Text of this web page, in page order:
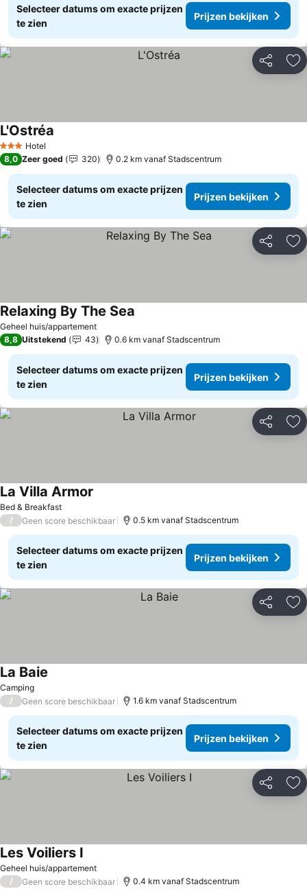
Selecteer datums om exacte prijzen
te zien
Prijzen bekijken
Delen
3 SterrenHotel
L'Ostréa
8,0 Zeer goed 320 0.2 km vanaf Stadscentrum
Selecteer datums om exacte prijzen
te zien
Prijzen bekijken
Delen
Geheel huis/appartement
Relaxing By The Sea
8,8 Uitstekend 43 0.6 km vanaf Stadscentrum
Selecteer datums om exacte prijzen
te zien
Prijzen bekijken
Delen
Bed & Breakfast
La Villa Armor
/ Geen score beschikbaar 0.5 km vanaf Stadscentrum
Selecteer datums om exacte prijzen
te zien
Prijzen bekijken
Delen
Camping
La Baie
/ Geen score beschikbaar 1.6 km vanaf Stadscentrum
Selecteer datums om exacte prijzen
te zien
Prijzen bekijken
Delen
Geheel huis/appartement
Les Voiliers I
/ Geen score beschikbaar 0.4 km vanaf Stadscentrum